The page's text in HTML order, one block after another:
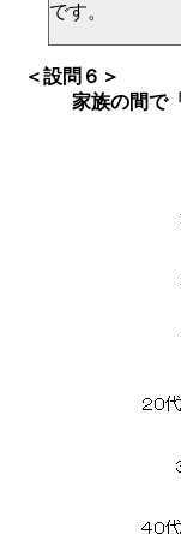
です。
＜設問６＞
家族の間で